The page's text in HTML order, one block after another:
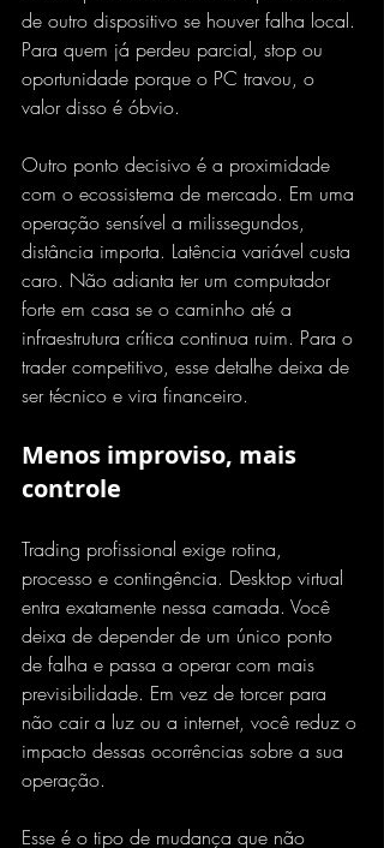
de outro dispositivo se houver falha local.
Para quem já perdeu parcial, stop ou
oportunidade porque o PC travou, o
valor disso é óbvio.
Outro ponto decisivo é a proximidade
com o ecossistema de mercado. Em uma
operação sensível a milissegundos,
distância importa. Latência variável custa
caro. Não adianta ter um computador
forte em casa se o caminho até a
infraestrutura crítica continua ruim. Para o
trader competitivo, esse detalhe deixa de
ser técnico e vira financeiro.
Menos improviso, mais
controle
Trading profissional exige rotina,
processo e contingência. Desktop virtual
entra exatamente nessa camada. Você
deixa de depender de um único ponto
de falha e passa a operar com mais
previsibilidade. Em vez de torcer para
não cair a luz ou a internet, você reduz o
impacto dessas ocorrências sobre a sua
operação.
Esse é o tipo de mudança que não